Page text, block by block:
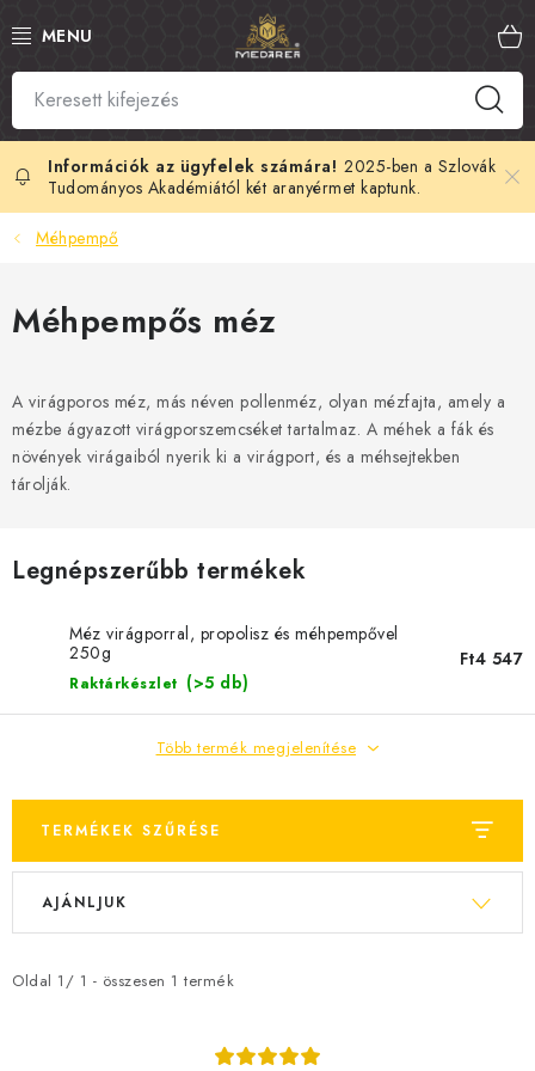
tartalomhoz
SZLOVÁK MÉZ
MANUKA MÉZ
MÉHPEMPŐ
MÉHMÉREG
MÉZES KOZMETIKUMOK
VIASZ TERMÉKEK
AJÁNDÉKUTALVÁNY
MÉHÉSZETI KELLÉKEK
2025-ben a Szlovák
Tudományos Akadémiától két aranyérmet kaptunk.
Méhpempő
Méhpempős méz
A virágporos méz, más néven pollenméz, olyan mézfajta, amely a
mézbe ágyazott virágporszemcséket tartalmaz. A méhek a fák és
növények virágaiból nyerik ki a virágport, és a méhsejtekben
tárolják.
Legnépszerűbb termékek
Méz virágporral, propolisz és méhpempővel
250g
Raktárkészlet (>5 db)
Ft4 547
Több termék megjelenítése
TERMÉKEK SZŰRÉSE
T
m
Oldal 1 / 1 - összesen 1 termék
T
m
AJÁNLJUK